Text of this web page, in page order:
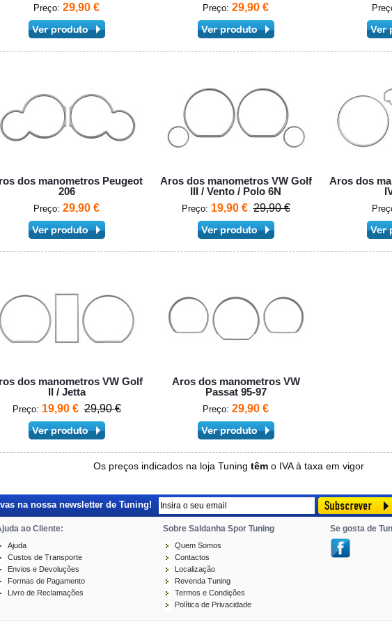
Preço: 29,90 € Preço: 29,90 €
dos manometros Peugeot
206
Preço: 29,90 €
Aros dos manometros VW Golf
III / Vento / Polo 6N
Preço: 19,90 € 29,90 €
Aros dos
dos manometros VW Golf
II / Jetta
Preço: 19,90 € 29,90 €
Aros dos manometros VW
Passat 95-97
Preço: 29,90 €
Os preços indicados na loja Tuning têmo IVA à taxa em vigor
na nossa newsletter de Tuning!
ao Cliente: Sobre Saldanha Spor Tuning Se gosta de
Ajuda
Custos de Transporte
Envios e Devoluções
Formas de Pagamento
Livro de Reclamações
Quem Somos
Contactos
Localização
Revenda Tuning
Termos e Condições
Política de Privacidade